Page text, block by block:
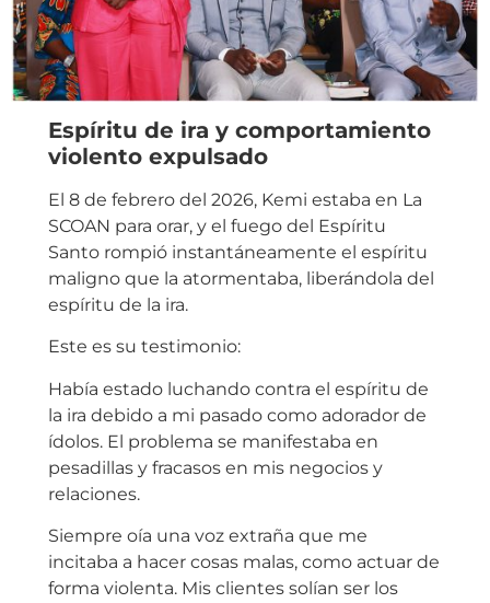
Espíritu de ira y comportamiento
violento expulsado
El 8 de febrero del 2026, Kemi estaba en La
SCOAN para orar, y el fuego del Espíritu
Santo rompió instantáneamente el espíritu
maligno que la atormentaba, liberándola del
espíritu de la ira.
Este es su testimonio:
Había estado luchando contra el espíritu de
la ira debido a mi pasado como adorador de
ídolos. El problema se manifestaba en
pesadillas y fracasos en mis negocios y
relaciones.
Siempre oía una voz extraña que me
incitaba a hacer cosas malas, como actuar de
forma violenta. Mis clientes solían ser los